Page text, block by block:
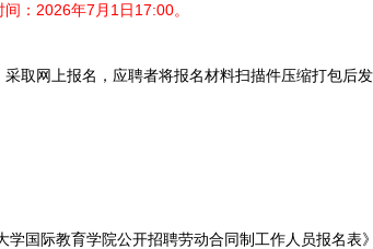
：2026年7月1日17:00。
网上报名，应聘者将报名材料扫描件压缩打包后
国际教育学院公开招聘劳动合同制工作人员报名表